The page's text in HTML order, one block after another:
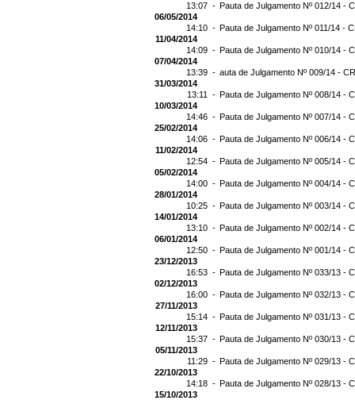
13:07 - Pauta de Julgamento Nº 012/14 -
06/05/2014
14:10 - Pauta de Julgamento Nº 011/14 -
11/04/2014
14:09 - Pauta de Julgamento Nº 010/14 -
07/04/2014
13:39 - auta de Julgamento Nº 009/14 -
31/03/2014
13:11 - Pauta de Julgamento Nº 008/14 -
10/03/2014
14:46 - Pauta de Julgamento Nº 007/14 -
25/02/2014
14:06 - Pauta de Julgamento Nº 006/14 -
11/02/2014
12:54 - Pauta de Julgamento Nº 005/14 -
05/02/2014
14:00 - Pauta de Julgamento Nº 004/14 -
28/01/2014
10:25 - Pauta de Julgamento Nº 003/14 -
14/01/2014
13:10 - Pauta de Julgamento Nº 002/14 -
06/01/2014
12:50 - Pauta de Julgamento Nº 001/14 -
23/12/2013
16:53 - Pauta de Julgamento Nº 033/13 -
02/12/2013
16:00 - Pauta de Julgamento Nº 032/13 -
27/11/2013
15:14 - Pauta de Julgamento Nº 031/13 -
12/11/2013
15:37 - Pauta de Julgamento Nº 030/13 -
05/11/2013
11:29 - Pauta de Julgamento Nº 029/13 -
22/10/2013
14:18 - Pauta de Julgamento Nº 028/13 -
15/10/2013